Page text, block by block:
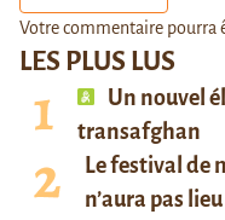
LES PLUS LUS
Un nouvel
transafghan
Le festival de
n’aura pas
Votre commentaire pourra